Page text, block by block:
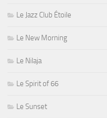
Le Jazz Club Étoile
Le New Morning
Le Nilaja
Le Spirit of 66
Le Sunset